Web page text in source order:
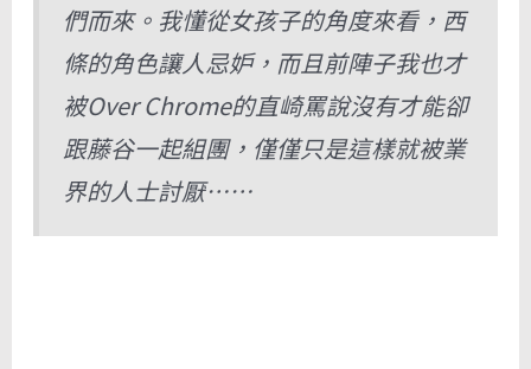
們而來。我懂從女孩子的角度來看，西
條的角色讓人忌妒，而且前陣子我也才
被Over Chrome的直崎罵說沒有才能卻
跟藤谷一起組團，僅僅只是這樣就被業
界的人士討厭……